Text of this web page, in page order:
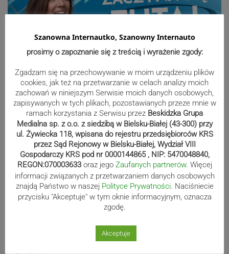
Sport
Mistrzowie świata z MCK Żywiec!
ZDJĘCIA
Bracia Szejowie ruszają po kolejne
punkty. Liderzy mistrzostw
Szanowna Internautko, Szanowny Internauto
prosimy o zapoznanie się z treścią i wyrażenie zgody:
Zgadzam się na przechowywanie w moim urządzeniu plików
cookies, jak też na przetwarzanie w celach analizy moich
zachowań w niniejszym Serwisie moich danych osobowych,
zapisywanych w tych plikach, pozostawianych przeze mnie w
ramach korzystania z Serwisu przez Beskidzka Grupa
Medialna sp. z o.o. z siedzibą w Bielsku-Białej (43-300) przy
ul. Żywiecka 118, wpisana do rejestru przedsiębiorców KRS
przez Sąd Rejonowy w Bielsku-Białej, Wydział VIII
Gospodarczy KRS pod nr 0000144865 , NIP: 5470048840,
REGON:070003633 oraz jego Zaufanych partnerów. Więcej
informacji związanych z przetwarzaniem danych osobowych
znajdą Państwo w naszej Polityce Prywatności. Naciśniecie
przycisku "Akceptuje" w tym oknie informacyjnym, oznacza
zgodę.
Akceptuje